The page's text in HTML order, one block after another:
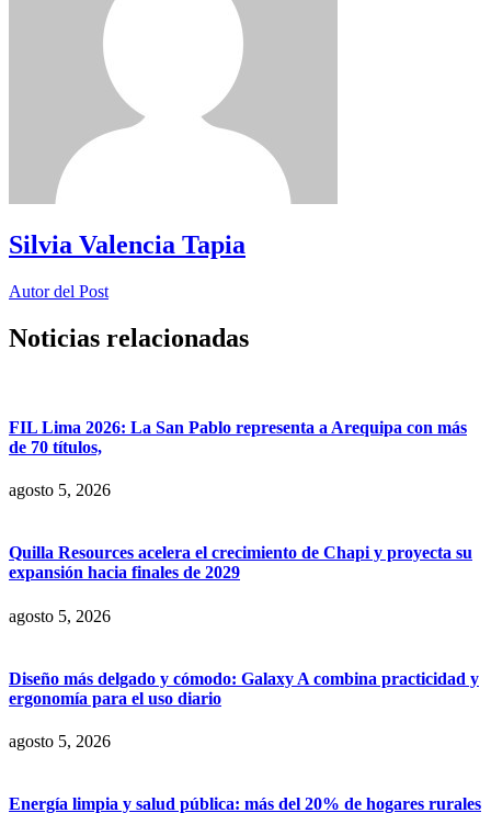
Silvia Valencia Tapia
Autor del Post
Noticias relacionadas
FIL Lima 2026: La San Pablo representa a Arequipa con más
de 70 títulos,
agosto 5, 2026
Quilla Resources acelera el crecimiento de Chapi y proyecta su
expansión hacia finales de 2029
agosto 5, 2026
Diseño más delgado y cómodo: Galaxy A combina practicidad y
ergonomía para el uso diario
agosto 5, 2026
Energía limpia y salud pública: más del 20% de hogares rurales